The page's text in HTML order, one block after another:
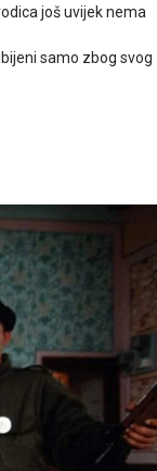
još uvijek nema
samo zbog svog